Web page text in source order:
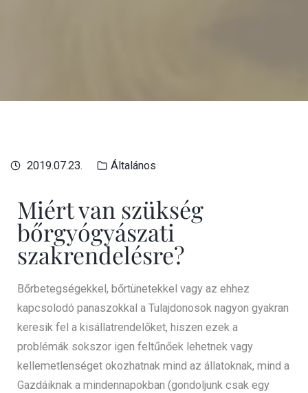
2019.07.23. Általános
Miért van szükség
bőrgyógyászati
szakrendelésre?
Bőrbetegségekkel, bőrtünetekkel vagy az ehhez
kapcsolodó panaszokkal a Tulajdonosok nagyon gyakran
keresik fel a kisállatrendelőket, hiszen ezek a
problémák sokszor igen feltűnőek lehetnek vagy
kellemetlenséget okozhatnak mind az állatoknak, mind a
Gazdáiknak a mindennapokban (gondoljunk csak egy